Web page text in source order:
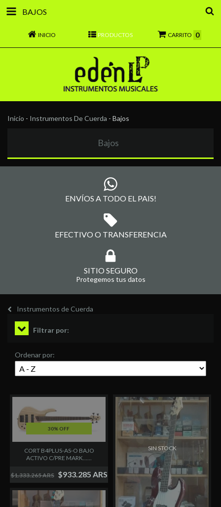
BAJOS
INICIO PRODUCTOS CARRITO 0
Inicio - Instrumentos De Cuerda - Bajos
Bajos
ENVÍOS A TODO EL PAIS!
EFECTIVO O TRANSFERENCIA
SITIO SEGURO
Protegemos tus datos
Instrumentos de Cuerda
Filtrar por:
Ordenar por:
30% OFF
SIN STOCK
CORT B4PLUS-AS-O BAJO
ACTIVO C/PRE MARK......
$1.333.265 ARS $933.285 ARS
SIN STOCK